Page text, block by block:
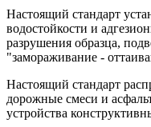
Настоящий стандарт
водостойкости и
разрушения образца,
"замораживание -
Настоящий стандарт
дорожные смеси и
устройства